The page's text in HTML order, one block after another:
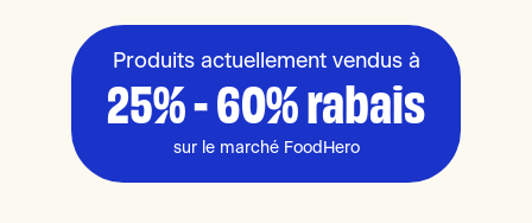
Produits actuellement vendus à
25% - 60% rabais
sur le marché FoodHero